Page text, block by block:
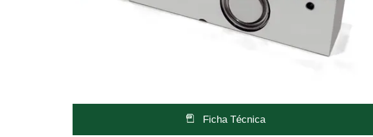
Ficha Técnica